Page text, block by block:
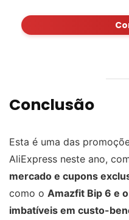
Conclusão
Esta é uma das
AliExpress neste ano,
mercado e cupons
como o Amazfit Bip 6 e
imbatíveis em custo-